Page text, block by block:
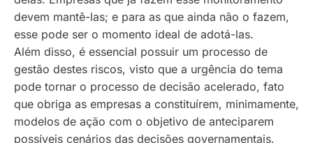
devem mantê-las; e para as que ainda não o fazem,
esse pode ser o momento ideal de adotá-las.
Além disso, é essencial possuir um processo de
gestão destes riscos, visto que a urgência do tema
pode tornar o processo de decisão acelerado, fato
que obriga as empresas a constituírem, minimamente,
modelos de ação com o objetivo de anteciparem
possíveis cenários das decisões governamentais.